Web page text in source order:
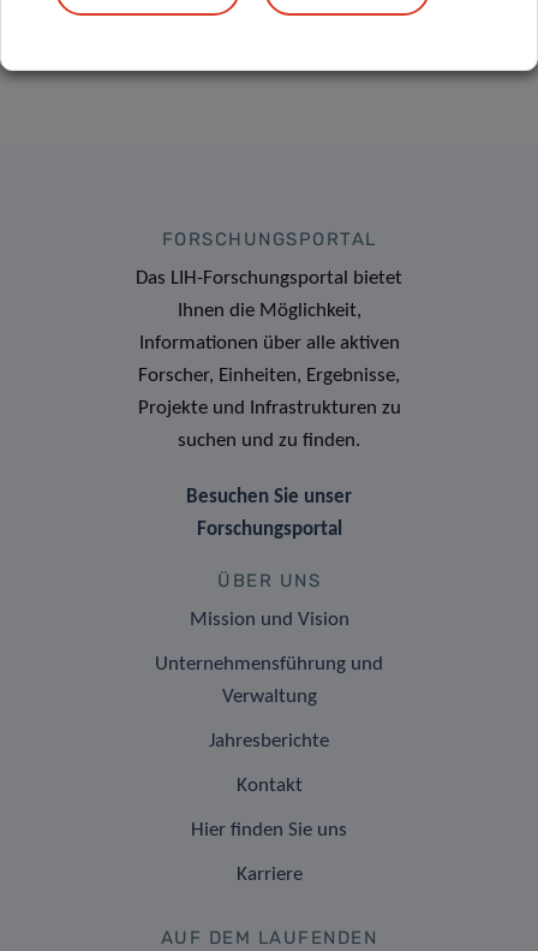
FORSCHUNGSPORTAL
Das LIH-Forschungsportal bietet
Ihnen die Möglichkeit,
Informationen über alle aktiven
Forscher, Einheiten, Ergebnisse,
Projekte und Infrastrukturen zu
suchen und zu finden.
Besuchen Sie unser
Forschungsportal
ÜBER UNS
Mission und Vision
Unternehmensführung und
Verwaltung
Jahresberichte
Kontakt
Hier finden Sie uns
Karriere
AUF DEM LAUFENDEN